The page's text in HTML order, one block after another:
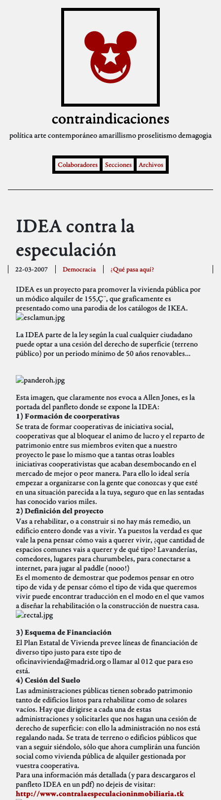
contraindicaciones
políticaarte contemporáneoamarillismoproselitismodemagogia
Colaboradores Secciones Archivos
IDEA contra la
especulación
22-03-2007 Democracia ¿Qué pasa aquí?
IDEA es un proyecto para promover la vivienda pública por
un módico alquiler de 155‚Ç¨, que graficamente es
presentado como una parodia de los catálogos de IKEA.
La IDEA parte de la ley según la cual cualquier ciudadano
puede optar a una cesión del derecho de superficie (terreno
público) por un periodo mínimo de 50 años renovables…
Esta imagen, que claramente nos evoca a Allen Jones, es la
portada del panfleto donde se expone la IDEA:
1) Formación de coorperativas
Se trata de formar cooperativas de iniciativa social,
cooperativas que al bloquear el animo de lucro y el reparto de
patrimonio entre sus miembros eviten que a nuestro
proyecto le pase lo mismo que a tantas otras loables
iniciativas cooperativistas que acaban desembocando en el
mercado de mejor o peor manera. Para ello lo ideal sería
empezar a organizarse con la gente que conozcas y que esté
en una situación parecida a la tuya, seguro que en las sentadas
has conocido varios miles.
2) Definición del proyecto
Vas a rehabilitar, o a construir si no hay más remedio, un
edificio entero donde vas a vivir. Ya puestos la verdad es que
vale la pena pensar cómo vais a querer vivir, ¿que cantidad de
espacios comunes vais a querer y de qué tipo? Lavanderías,
comedores, lugares para churumbeles, para conectarse a
internet, para jugar al paddle (nooo!)
Es el momento de demostrar que podemos pensar en otro
tipo de vida y de pensar cómo el tipo de vida que queremos
vivir puede encontrar traducción en el modo en el que vamos
a diseñar la rehabilitación o la construcción de nuestra casa.
3) Esquema de Financiación
El Plan Estatal de Vivienda prevee líneas de financiación de
diverso tipo justo para este tipo de
oficinavivienda@madrid.org o llamar al 012 que para eso
está.
4) Cesión del Suelo
Las administraciones públicas tienen sobrado patrimonio
tanto de edificios listos para rehabilitar como de solares
vacíos. Hay que dirigirse a cada una de estas
administraciones y solicitarles que nos hagan una cesión de
derecho de superficie: con ello la administración no nos está
regalando nada. Se trata de terreno o edificios públicos que
van a seguir siéndolo, sólo que ahora cumplirán una función
social como vivienda pública de alquiler gestionada por
vuestra cooperativa.
Para una información más detallada (y para descargaros el
panfleto IDEA en un pdf) no dejeis de visitar:
http://www.contralaespeculacioninmobiliaria.tk